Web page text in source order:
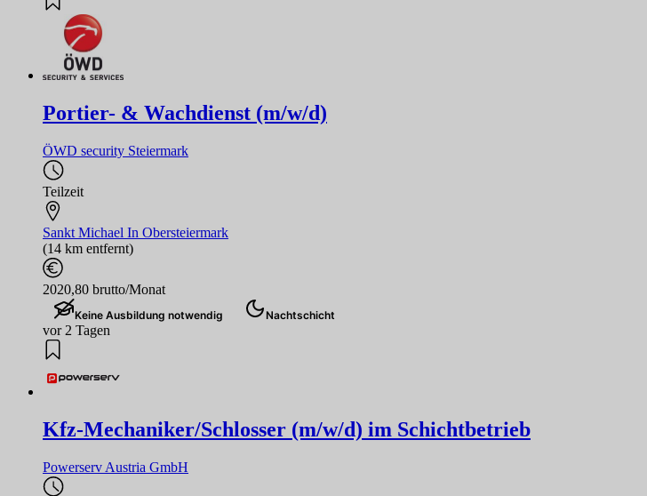
Portier- & Wachdienst (m/w/d)
ÖWD security Steiermark
Teilzeit
Sankt Michael In Obersteiermark
(14 km entfernt)
2020,80 brutto/Monat
Keine Ausbildung notwendig Nachtschicht
vor 2 Tagen
Kfz-Mechaniker/Schlosser (m/w/d) im Schichtbetrieb
Powerserv Austria GmbH